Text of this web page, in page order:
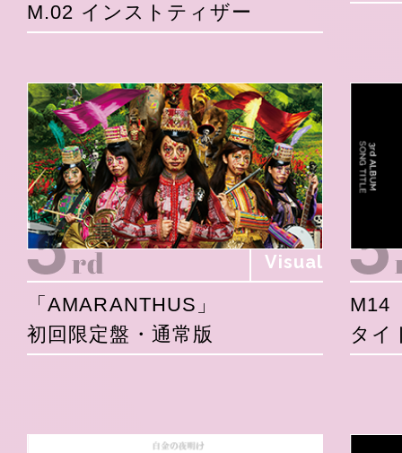
M.02 インストティザー
Visual
「AMARANTHUS」
初回限定盤・通常版
M14
タイ